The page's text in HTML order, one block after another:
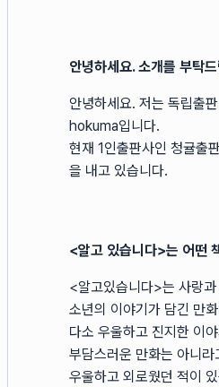
안녕하세요. 소개를 부탁
안녕하세요. 저는 독립출
hokuma입니다.
현재 1인출판사인 청귤출
을 내고 있습니다.
<알고 있습니다>는 어떤
<알고있습니다>는 사랑
소년의 이야기가 담긴 만
다소 우울하고 진지한 이
부담스러운 만화는 아니라
우울하고 외로웠던 적이